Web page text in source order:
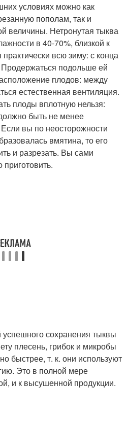
условиях можно как
пополам, так и
величины. Нетронутая тыква
в 40-70%, близкой к
всю зиму: с конца
подольше ей
плодов: между
естественная вентиляция.
плоды вплотную нельзя:
быть не менее
вы по неосторожности
вмятина, то его
и разрезать. Вы сами
сохранения тыквы
плесень, грибок и микробы
быстрее, т. к. они используют
Это в полной мере
и к высушенной продукции.